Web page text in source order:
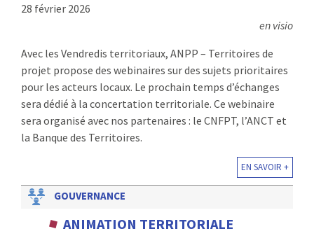
28 février 2026
en visio
Avec les Vendredis territoriaux, ANPP – Territoires de
projet propose des webinaires sur des sujets prioritaires
pour les acteurs locaux. Le prochain temps d’échanges
sera dédié à la concertation territoriale. Ce webinaire
sera organisé avec nos partenaires : le CNFPT, l’ANCT et
la Banque des Territoires.
EN SAVOIR +
GOUVERNANCE
ANIMATION TERRITORIALE